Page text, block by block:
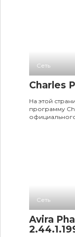
Сеть
Charles
На этой
программу
Сеть
Avira